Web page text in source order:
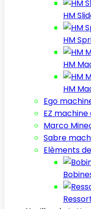
HM
HM
HM
HM
Ego
EZ
Marco
Sabre
Elèments